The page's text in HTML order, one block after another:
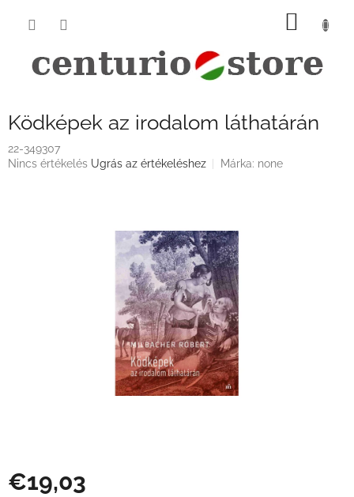
KOSÁR
Ködképek az irodalom láthatárán
22-349307
A
Nincs értékelés Ugrás az értékeléshez Márka: none
€19,03